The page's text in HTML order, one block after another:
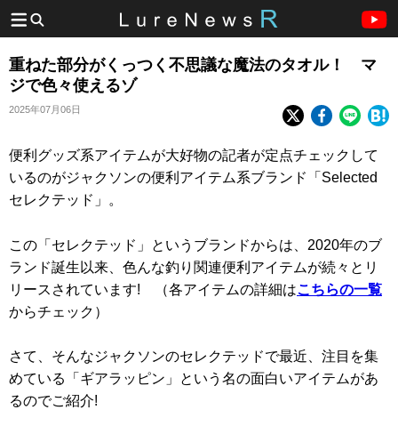
重ねた部分がくっつく不思議な魔法のタオル！ マ
ジで色々使えるゾ
2025年07月06日
便利グッズ系アイテムが大好物の記者が定点チェックして
いるのがジャクソンの便利アイテム系ブランド「Selected
セレクテッド」。
この「セレクテッド」というブランドからは、2020年のブ
ランド誕生以来、色んな釣り関連便利アイテムが続々とリ
リースされています! （各アイテムの詳細はこちらの一覧
からチェック）
さて、そんなジャクソンのセレクテッドで最近、注目を集
めている「ギアラッピン」という名の面白いアイテムがあ
るのでご紹介!